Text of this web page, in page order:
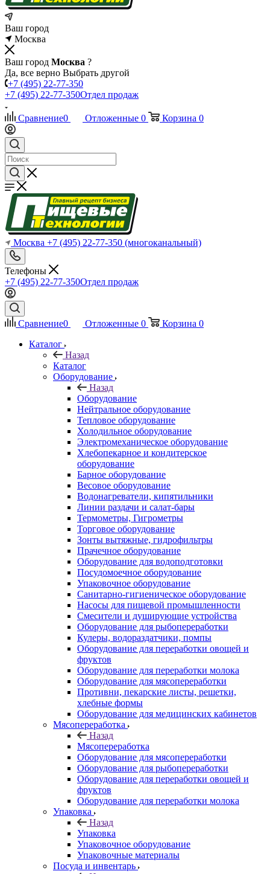
Ваш город
Москва
Ваш город Москва ?
Да, все верно Выбрать другой
+7 (495) 22-77-350
+7 (495) 22-77-350Отдел продаж
Сравнение0 Отложенные 0 Корзина 0
Москва +7 (495) 22-77-350 (многоканальный)
Телефоны
+7 (495) 22-77-350Отдел продаж
Сравнение0 Отложенные 0 Корзина 0
Каталог
Назад
Каталог
Оборудование
Назад
Оборудование
Нейтральное оборудование
Тепловое оборудование
Холодильное оборудование
Электромеханическое оборудование
Хлебопекарное и кондитерское
оборудование
Барное оборудование
Весовое оборудование
Водонагреватели, кипятильники
Линии раздачи и салат-бары
Термометры, Гигрометры
Торговое оборудование
Зонты вытяжные, гидрофильтры
Прачечное оборудование
Оборудование для водоподготовки
Посудомоечное оборудование
Упаковочное оборудование
Санитарно-гигиеническое оборудование
Насосы для пищевой промышленности
Смесители и душирующие устройства
Оборудование для рыбопереработки
Кулеры, водораздатчики, помпы
Оборудование для переработки овощей и
фруктов
Оборудование для переработки молока
Оборудование для мясопереработки
Противни, пекарские листы, решетки,
хлебные формы
Оборудование для медицинских кабинетов
Мясопереработка
Назад
Мясопереработка
Оборудование для мясопереработки
Оборудование для рыбопереработки
Оборудование для переработки овощей и
фруктов
Оборудование для переработки молока
Упаковка
Назад
Упаковка
Упаковочное оборудование
Упаковочные материалы
Посуда и инвентарь